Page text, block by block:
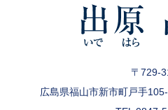
〒729-
広島県福山市新市町戸手